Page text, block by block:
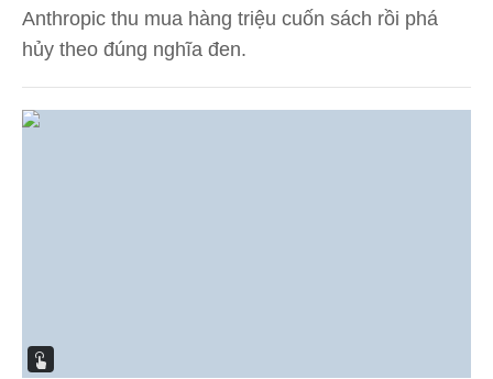
Anthropic thu mua hàng triệu cuốn sách rồi phá
hủy theo đúng nghĩa đen.